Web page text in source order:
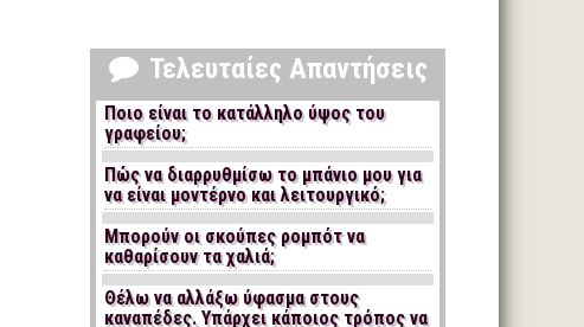
Τελευταίες Απαντήσεις
Ποιο είναι το κατάλληλο ύψος του
γραφείου;
Πώς να διαρρυθμίσω το μπάνιο μου για
να είναι μοντέρνο και λειτουργικό;
Μπορούν οι σκούπες ρομπότ να
καθαρίσουν τα χαλιά;
Θέλω να αλλάξω ύφασμα στους
καναπέδες. Υπάρχει κάποιος τρόπος να